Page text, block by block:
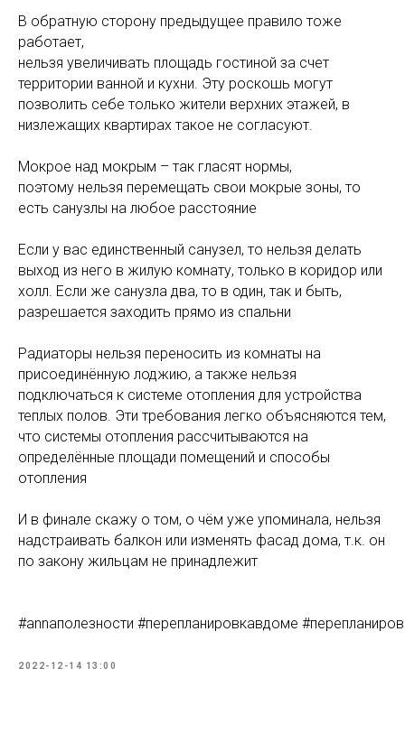
В обратную сторону предыдущее правило тоже
работает,
нельзя увеличивать площадь гостиной за счет
территории ванной и кухни. Эту роскошь могут
позволить себе только жители верхних этажей, в
низлежащих квартирах такое не согласуют.
Мокрое над мокрым – так гласят нормы,
поэтому нельзя перемещать свои мокрые зоны, то
есть санузлы на любое расстояние
Если у вас единственный санузел, то нельзя делать
выход из него в жилую комнату, только в коридор или
холл. Если же санузла два, то в один, так и быть,
разрешается заходить прямо из спальни
Радиаторы нельзя переносить из комнаты на
присоединённую лоджию, а также нельзя
подключаться к системе отопления для устройства
теплых полов. Эти требования легко объясняются тем,
что системы отопления рассчитываются на
определённые площади помещений и способы
отопления
И в финале скажу о том, о чём уже упоминала, нельзя
надстраивать балкон или изменять фасад дома, т.к. он
по закону жильцам не принадлежит
#annaполезности #перепланировкавдоме
2022-12-14 13:00